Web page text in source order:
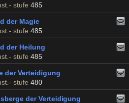
stufe 485
der Magie
stufe 485
der Heilung
stufe 485
der Verteidigung
stufe 480
der Verteidigung